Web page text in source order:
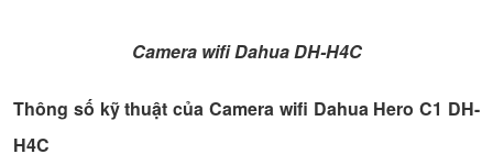
Camera wifi Dahua DH-H4C
Thông số kỹ thuật của Camera wifi Dahua Hero C1 DH-
H4C